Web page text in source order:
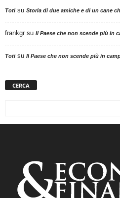
Totisu Storia di due amiche e di un cane
frankgr su Il Paese che non scende più in
Totisu Il Paese che non scende più in
CERCA